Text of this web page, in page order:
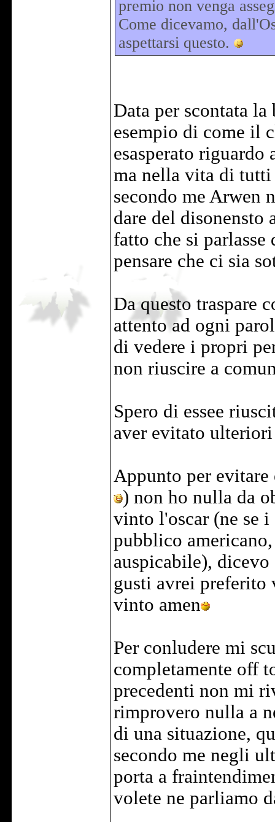
premio non venga
Come dicevamo,
aspettarsi questo.
Data per scontata
esempio di come il
esasperato
ma nella vita di
secondo me Arwen
dare del
fatto che si
pensare che ci sia
Da questo traspare
attento ad ogni
di vedere i propri
non riuscire a
Spero di essee
aver evitato
Appunto per
) non ho nulla da
vinto l'oscar (ne se
pubblico
auspicabile),
gusti avrei preferito
vinto amen
Per conludere mi
completamente off
precedenti non mi
rimprovero nulla a
di una situazione,
secondo me negli
porta a
volete ne parliamo